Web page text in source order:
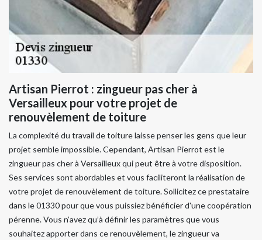
Artisan Pierrot : zingueur pas cher à
Versailleux pour votre projet de
renouvèlement de toiture
La complexité du travail de toiture laisse penser les gens que leur
projet semble impossible. Cependant, Artisan Pierrot est le
zingueur pas cher à Versailleux qui peut être à votre disposition.
Ses services sont abordables et vous faciliteront la réalisation de
votre projet de renouvèlement de toiture. Sollicitez ce prestataire
dans le 01330 pour que vous puissiez bénéficier d'une coopération
pérenne. Vous n’avez qu’à définir les paramètres que vous
souhaitez apporter dans ce renouvèlement, le zingueur va